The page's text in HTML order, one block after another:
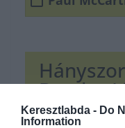
Keresztlabda - Do
Information
Beatles
The